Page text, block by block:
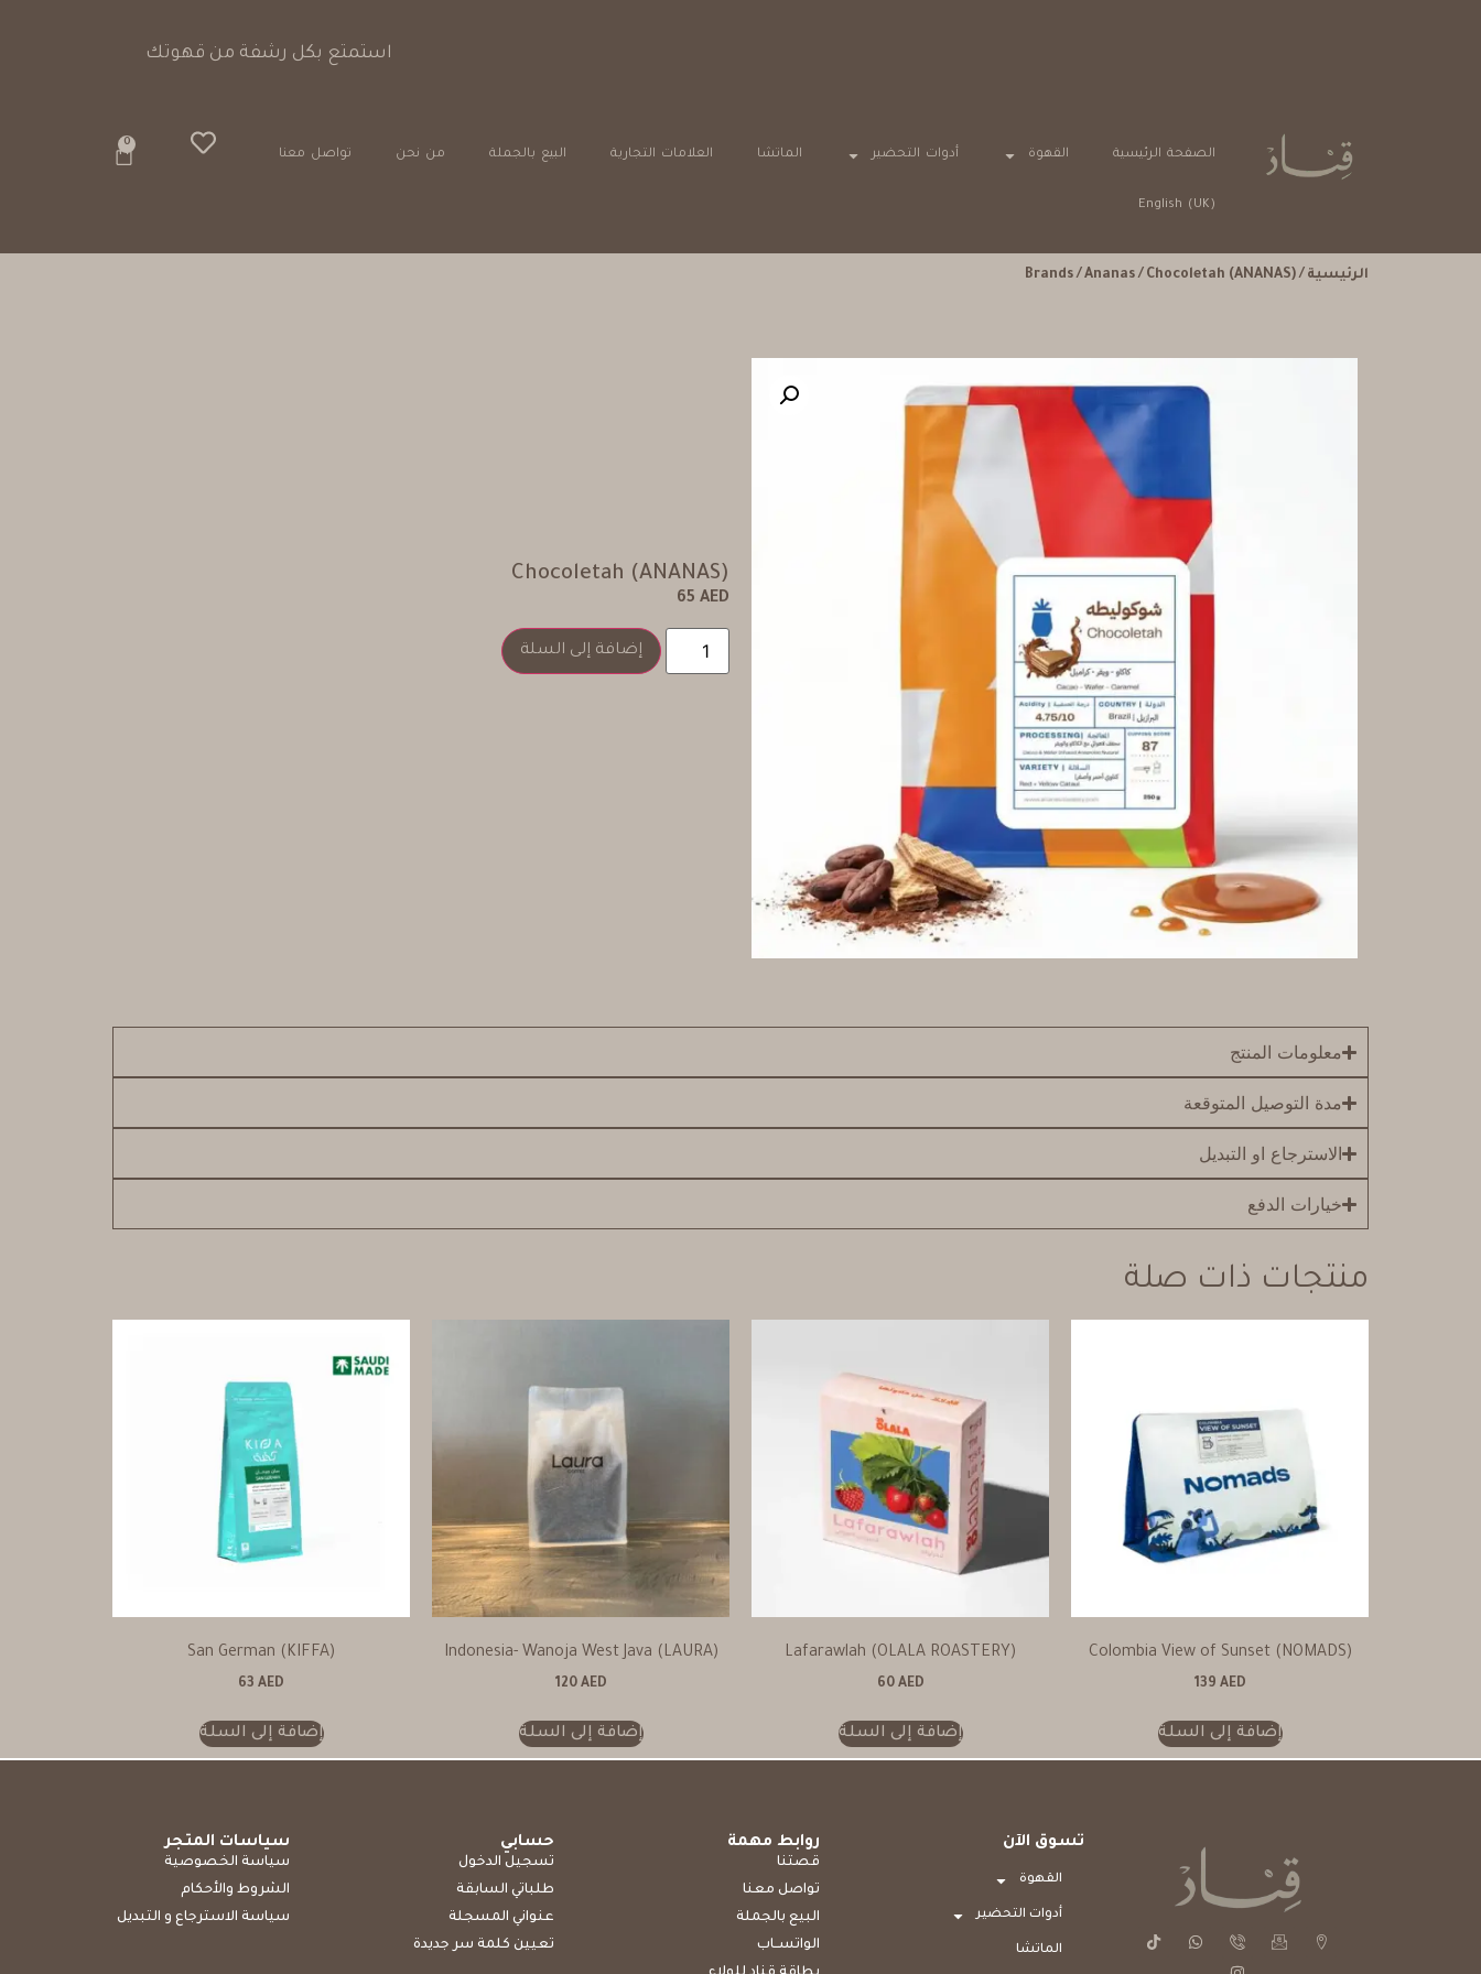
خيارات دفع آمنة
الصفحة الرئيسية القهوة أدوات التحضير الماتشا العلامات التجارية البيع بالجملة من نحن تواصل معنا
English (UK)
0
الرئيسية /
Brands/ Ananas/ Chocoletah (ANANAS)
Chocoletah (ANANAS)
65 AED
إضافة إلى السلة
معلومات المنتج
مدة التوصيل المتوقعة
الاسترجاع او التبديل
خيارات الدفع
منتجات ذات صلة
Colombia View of Sunset (NOMADS)
139 AED
إضافة إلى السلة
Lafarawlah (OLALA ROASTERY)
60 AED
إضافة إلى السلة
Indonesia- Wanoja West Java (LAURA)
120 AED
إضافة إلى السلة
San German (KIFFA)
63 AED
إضافة إلى السلة
تسوق الآن
القهوة
أدوات التحضير
الماتشا
روابط مهمة
قصتنا
تواصل معنا
البيع بالجملة
الواتســاب
حسابي
تسجيل الدخول
طلباتي السابقة
عنواني المسجلة
تعيين كلمة سر جديدة
سياسات المتجر
سياسة الخصوصية
الشروط والأحكام
سياسة الاسترجاع و التبديل